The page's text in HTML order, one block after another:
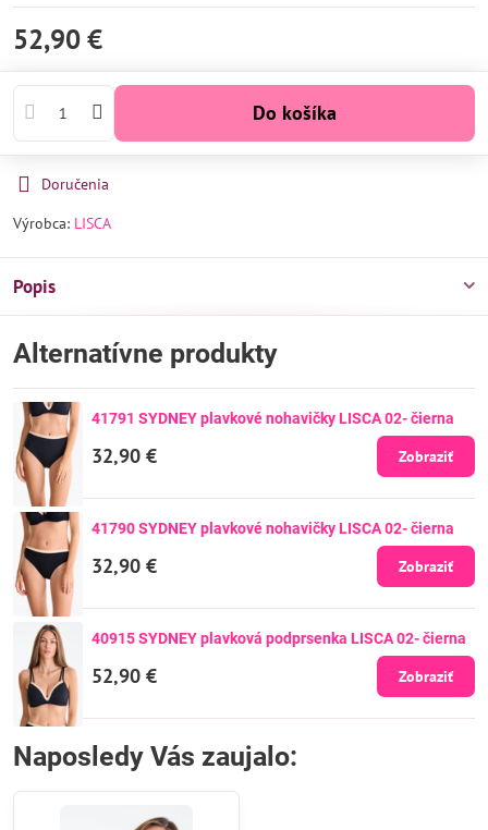
52,90 €
Do košíka
Doručenia
Výrobca: LISCA
Popis
Alternatívne produkty
41791 SYDNEY plavkové nohavičky LISCA 02- čierna
32,90 € Zobraziť
41790 SYDNEY plavkové nohavičky LISCA 02- čierna
32,90 € Zobraziť
40915 SYDNEY plavková podprsenka LISCA 02- čierna
52,90 € Zobraziť
Naposledy Vás zaujalo: